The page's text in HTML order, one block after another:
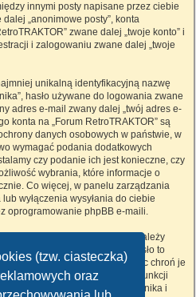
(tzw. ciasteczka)
oraz
innymi posty napisane przez ciebie
„anonimowe posty”, konta
zwane dalej „twoje konto” i
i zalogowaniu zwane dalej „twoje
unikalną identyfikacyjną nazwę
hasło używane do logowania zwane
adres e-mail zwany dalej „twój adres e-
konta na „Forum RetroTRAKTOR” są
danych osobowych w państwie, w
wymagać podania dodatkowych
czy podanie ich jest konieczne, czy
wybrania, które informacje o
Co więcej, w panelu zarządzania
wyłączenia wysyłania do ciebie
oprogramowanie phpBB e-maili.
jest bezpieczne, niemniej nie należy
witrynach internetowych. Hasło to
„Forum RetroTRAKTOR”, więc chroń je
. Jeśli je zapomnisz, użyj funkcji
cię o podanie nazwy użytkownika i